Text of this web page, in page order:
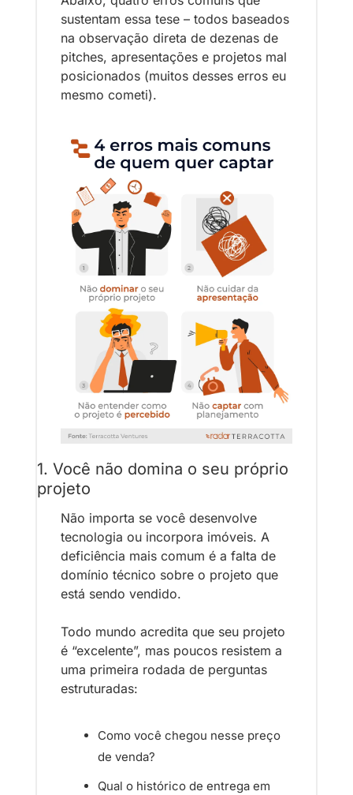
sustentam essa tese – todos baseados
na observação direta de dezenas de
pitches, apresentações e projetos mal
posicionados (muitos desses erros eu
mesmo cometi).
1. Você não domina o seu próprio
projeto
Não importa se você desenvolve
tecnologia ou incorpora imóveis. A
deficiência mais comum é a falta de
domínio técnico sobre o projeto que
está sendo vendido.
Todo mundo acredita que seu projeto
é “excelente”, mas poucos resistem a
uma primeira rodada de perguntas
estruturadas:
Como você chegou nesse preço
de venda?
Qual o histórico de entrega em